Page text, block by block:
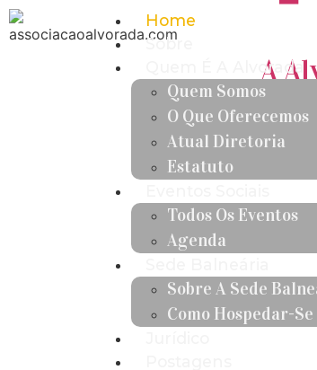
Home
Sobre
Quem É A Alvorada
Quem Somos
O Que Oferecemos
Atual Diretoria
Estatuto
Todos Os Eventos
Agenda
Sobre A Sede
Como Hospedar-Se
A